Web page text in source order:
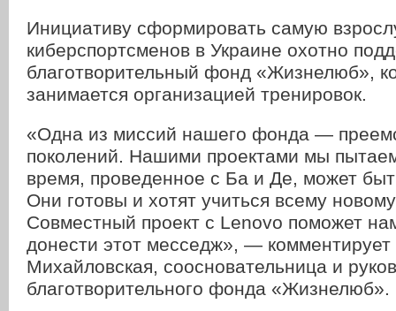
Инициативу сформировать самую
киберспортсменов в Украине охотно
благотворительный фонд «Жизнелюб»,
занимается организацией тренировок.
«Одна из миссий нашего фонда —
поколений. Нашими проектами мы
время, проведенное с Ба и Де, может
Они готовы и хотят учиться всему
Совместный проект с Lenovo поможет
донести этот месседж», — комментирует
Михайловская, соосновательница и
благотворительного фонда «Жизнелюб».